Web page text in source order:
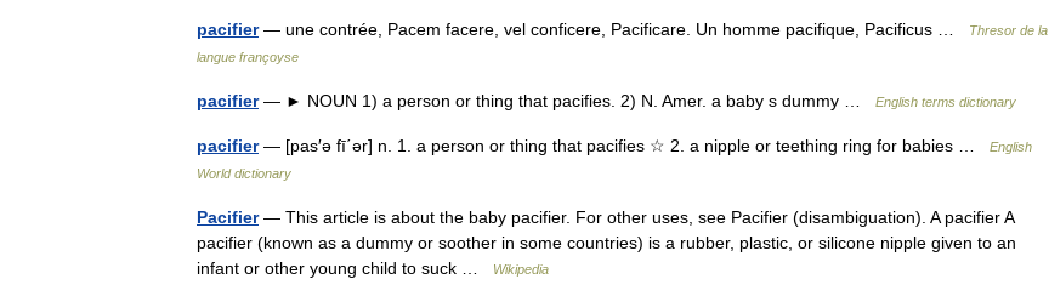
pacifier— une contrée, Pacem facere, vel conficere, Pacificare. Un homme pacifique, Pacificus …
Thresor de la
langue françoyse
pacifier— ► NOUN 1) a person or thing that pacifies. 2) N. Amer. a baby s dummy … English terms dictionary
pacifier— [pas′ə fī΄ər] n. 1. a person or thing that pacifies ☆ 2. a nipple or teething ring for babies …
English
World dictionary
Pacifier— This article is about the baby pacifier. For other uses, see Pacifier (disambiguation). A pacifier A
pacifier (known as a dummy or soother in some countries) is a rubber, plastic, or silicone nipple given to an
infant or other young child to suck …
Wikipedia